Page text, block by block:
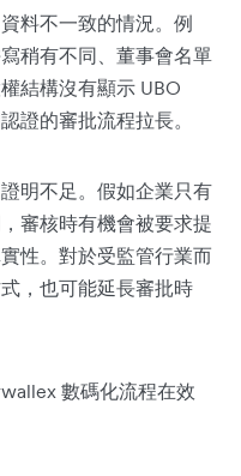
料不一致的情況。例
稍有不同、董事會名單
結構沒有顯示 UBO
證的審批流程拉長。
明不足。假如企業只有
審核時有機會被要求提
性。對於受監管行業而
，也可能延長審批時
數碼化流程在效